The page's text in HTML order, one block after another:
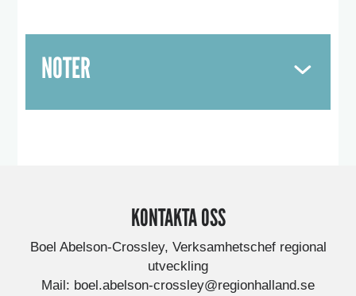
NOTER
KONTAKTA OSS
Boel Abelson-Crossley, Verksamhetschef regional
utveckling
Mail: boel.abelson-crossley@regionhalland.se